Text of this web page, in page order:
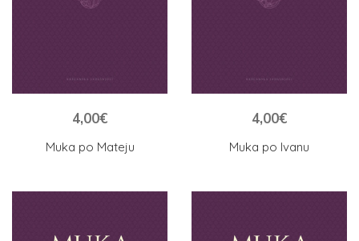
Muka po Mateju
4,00€
Muka po Ivanu
4,00€